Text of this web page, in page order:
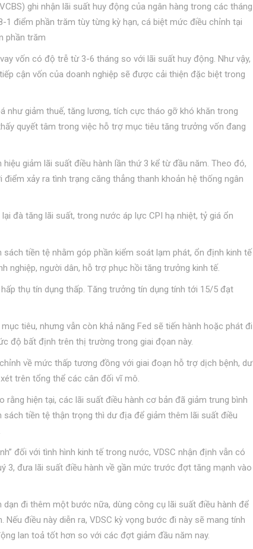
ghi nhận lãi suất huy động của ngân hàng trong các tháng
1 điểm phần trăm tùy từng kỳ hạn, cá biệt mức điều chỉnh tại
phần trăm
vốn có độ trễ từ 3-6 tháng so với lãi suất huy động. Như vậy,
cận vốn của doanh nghiệp sẽ được cải thiện đặc biệt trong
như giảm thuế, tăng lương, tích cực tháo gỡ khó khăn trong
quyết tâm trong việc hỗ trợ mục tiêu tăng trưởng vốn đang
giảm lãi suất điều hành lần thứ 3 kể từ đầu năm. Theo đó,
xảy ra tình trạng căng thẳng thanh khoản hệ thống ngân
đà tăng lãi suất, trong nước áp lực CPI hạ nhiệt, tỷ giá ổn
tiền tệ nhằm góp phần kiểm soát lạm phát, ổn định kinh tế
nghiệp, người dân, hỗ trợ phục hồi tăng trưởng kinh tế.
thụ tín dụng thấp. Tăng trưởng tín dụng tính tới 15/5 đạt
tiêu, nhưng vẫn còn khả năng Fed sẽ tiến hành hoặc phát đi
độ bất định trên thị trường trong giai đọan này.
về mức thấp tương đồng với giai đoạn hỗ trợ dịch bệnh, dư
trên tổng thể các cân đối vĩ mô.
hiện tại, các lãi suất điều hành cơ bản đã giảm trung bình
tiền tệ thận trọng thì dư địa để giảm thêm lãi suất điều
đối với tình hình kinh tế trong nước, VDSC nhận định vẫn có
3, đưa lãi suất điều hành về gần mức trước đợt tăng mạnh vào
đi thêm một bước nữa, dùng công cụ lãi suất điều hành để
điều này diễn ra, VDSC kỳ vọng bước đi này sẽ mang tính
lan toả tốt hơn so với các đợt giảm đầu năm nay.